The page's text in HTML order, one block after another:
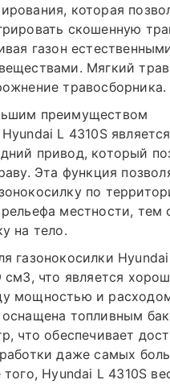
которая
скошенную
газон
Мягкий
травосборника.
преимуществом
L 4310S
привод, который
Эта функция
по
местности, тем
на тело.
газонокосилки
см3, что является
мощностью и
оснащена топливным
что обеспечивает
даже самых
Hyundai L 4310S